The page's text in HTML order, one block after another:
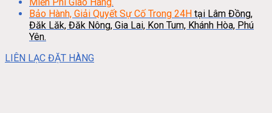
Bảo Hành, Giải Quyết Sự Cố Trong 24H tại Lâm Đồng,
Đăk Lăk, Đăk Nông, Gia Lai, Kon Tum, Khánh Hòa, Phú
Yên.
LIÊN LẠC ĐẶT HÀNG